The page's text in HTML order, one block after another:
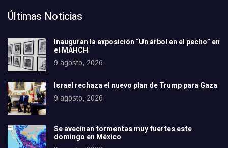
Últimas Noticias
Inauguran la exposición “Un árbol en el pecho” en
el MAHCH
9 agosto, 2026
Israel rechaza el nuevo plan de Trump para Gaza
9 agosto, 2026
Se avecinan tormentas muy fuertes este
domingo en México